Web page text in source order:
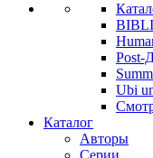
Post-
Ubi
Каталог
Авторы
Серии